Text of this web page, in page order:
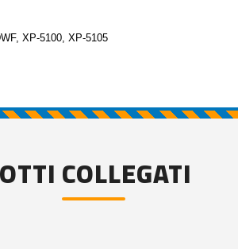
XP-5100, XP-5105
COLLEGATI